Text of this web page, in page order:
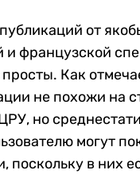
от
и французской
просты. Как
не похожи на
но
могут
поскольку в них